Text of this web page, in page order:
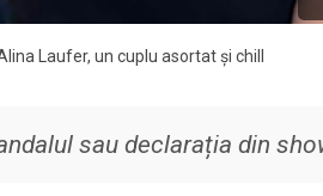
Laufer, un cuplu asortat și chill
sau declarația din